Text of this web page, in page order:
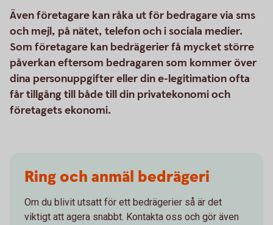
Även företagare kan råka ut för bedragare via sms
och mejl, på nätet, telefon och i sociala medier.
Som företagare kan bedrägerier få mycket större
påverkan eftersom bedragaren som kommer över
dina personuppgifter eller din e-legitimation ofta
får tillgång till både till din privatekonomi och
företagets ekonomi.
Ring och anmäl bedrägeri
Om du blivit utsatt för ett bedrägerier så är det
viktigt att agera snabbt. Kontakta oss och gör även